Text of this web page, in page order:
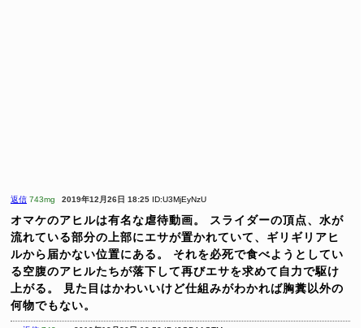
返信 743mg 2019年12月26日 18:25 ID:U3MjEyNzU
オマケのアヒルは有名な虐待動画。
スライダーの頂点、水が
流れている部分の上部にエサが置かれていて、ギリギリアヒ
ルから届かない位置にある。
それを必死で食べようとしてい
る空腹のアヒルたちが落下して再びエサを求めて自力で駆け
上がる。
見た目はかわいいけど仕組みがわかれば胸糞以外の
何物でもない。